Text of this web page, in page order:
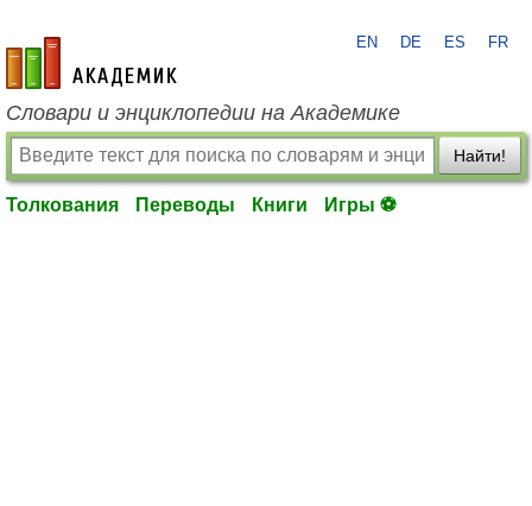
academic.ru
EN DE ES FR
Словари и энциклопедии на Академике
Найти!
Толкования Переводы Книги Игры ⚽